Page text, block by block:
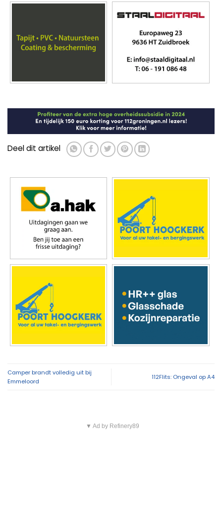
Deel dit artikel
Camper brandt volledig uit bij
Emmeloord
112Flits: Ongeval op A4
▼ Ad by Refinery89